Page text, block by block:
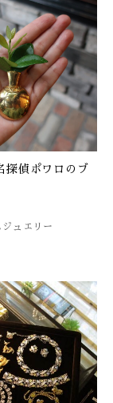
偵ポワロのブ
ュエリー